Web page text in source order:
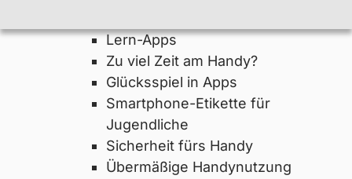
Lern-Apps
Zu viel Zeit am Handy?
Glücksspiel in Apps
Smartphone-Etikette für
Jugendliche
Sicherheit fürs Handy
Übermäßige Handynutzung